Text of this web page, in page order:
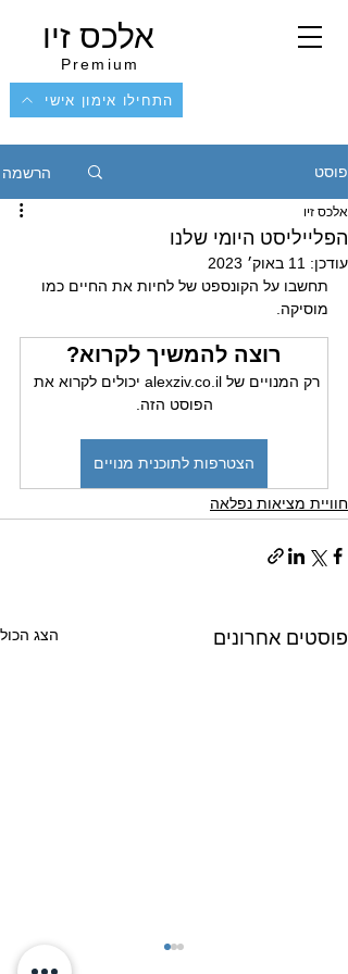
אלכס זיו
Premium
התחילו אימון אישי
פוסט הרשמה
הפלייליסט היומי שלנו
אלכס זיו
עודכן: 11 באוק׳ 2023
תחשבו על הקונספט של לחיות את החיים כמו
מוסיקה.
רוצה להמשיך לקרוא?
רק המנויים של alexziv.co.il יכולים לקרוא את
הפוסט הזה.
הצטרפות לתוכנית מנויים
חוויית מציאות נפלאה
פוסטים אחרונים הצג הכול